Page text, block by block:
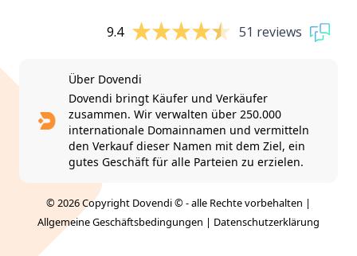
9.4 51 reviews
Über Dovendi
Dovendi bringt Käufer und Verkäufer
zusammen. Wir verwalten über 250.000
internationale Domainnamen und vermitteln
den Verkauf dieser Namen mit dem Ziel, ein
gutes Geschäft für alle Parteien zu erzielen.
© 2026 Copyright Dovendi © - alle Rechte vorbehalten |
Allgemeine Geschäftsbedingungen | Datenschutzerklärung